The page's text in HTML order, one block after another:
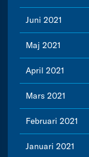
Juni 2021
Maj 2021
April 2021
Mars 2021
Februari 2021
Januari 2021